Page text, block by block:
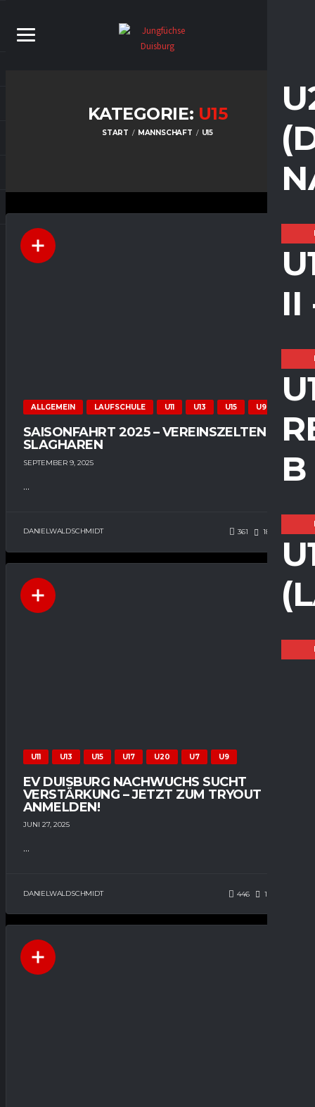
II
B
KATEGORIE: U15
START MANNSCHAFT U15
ALLGEMEIN LAUFSCHULE U11 U13 U15 U9
SAISONFAHRT 2025 – VEREINSZELTEN IN
SLAGHAREN
SEPTEMBER 9, 2025
...
DANIELWALDSCHMIDT 361 186
U11 U13 U15 U17 U20 U7 U9
EV DUISBURG NACHWUCHS SUCHT
VERSTÄRKUNG – JETZT ZUM TRYOUT
ANMELDEN!
JUNI 27, 2025
...
DANIELWALDSCHMIDT 446 191